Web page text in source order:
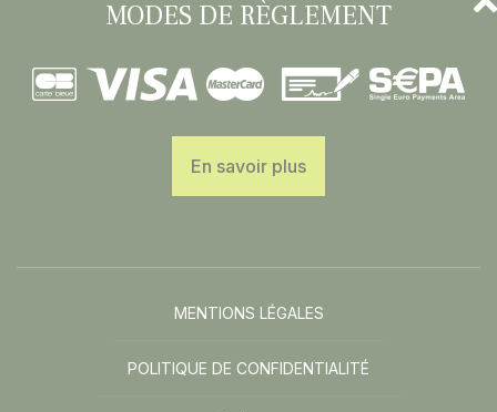
MODES DE RÈGLEMENT
En savoir plus
MENTIONS LÉGALES
POLITIQUE DE CONFIDENTIALITÉ